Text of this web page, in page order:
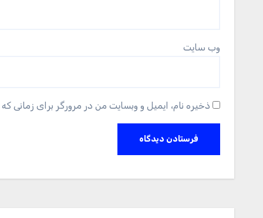
وب‌ سایت
ذخیره نام، ایمیل و وبسایت من در مرورگر برای زمانی